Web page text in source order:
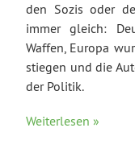
den Sozis oder
immer gleich:
Waffen, Europa
stiegen und die
der Politik.
Weiterlesen »